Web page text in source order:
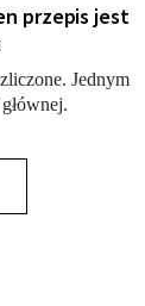
przepis jest
Jednym